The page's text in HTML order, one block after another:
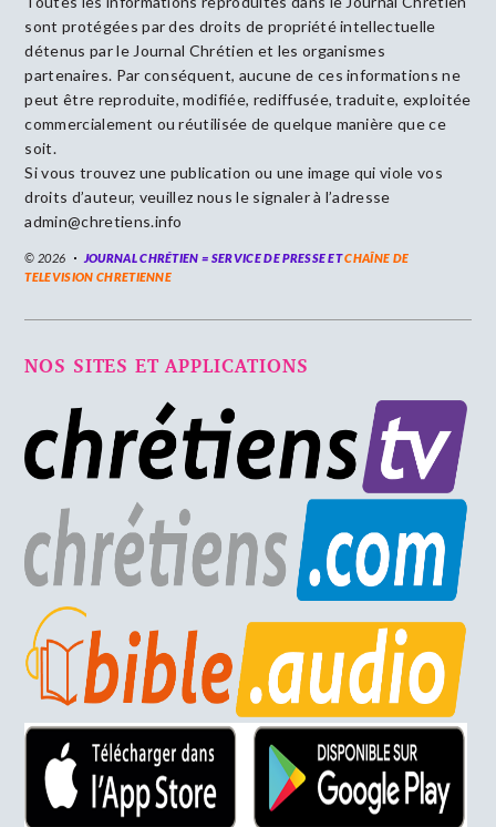
sont protégées par des droits de propriété intellectuelle
détenus par le Journal Chrétien et les organismes
partenaires. Par conséquent, aucune de ces informations ne
peut être reproduite, modifiée, rediffusée, traduite, exploitée
commercialement ou réutilisée de quelque manière que ce
soit.
Si vous trouvez une publication ou une image qui viole vos
droits d’auteur, veuillez nous le signaler à l’adresse
admin@chretiens.info
© 2026 JOURNAL CHRÉTIEN = SERVICE DE PRESSE ETCHAÎNE DE
TELEVISION CHRETIENNE
NOS SITES ET APPLICATIONS